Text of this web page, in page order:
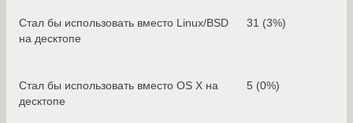
Стал бы использовать вместо Linux/BSD
на десктопе
31 (3%)
Стал бы использовать вместо OS X на
десктопе
5 (0%)